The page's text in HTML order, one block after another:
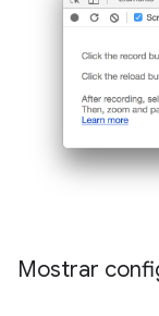
Mostrar